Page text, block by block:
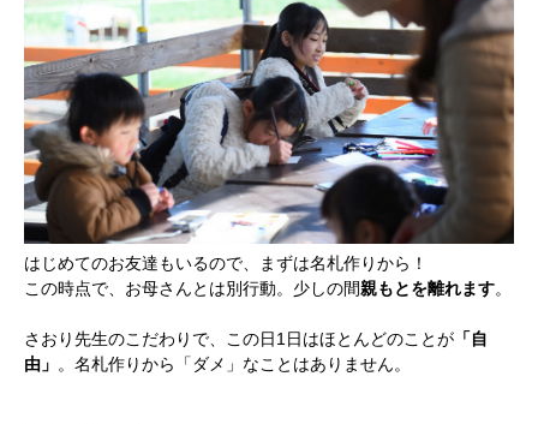
はじめてのお友達もいるので、まずは名札作りから！
この時点で、お母さんとは別行動。少しの間親もとを離れます。
さおり先生のこだわりで、この日1日はほとんどのことが 「自
由」 。名札作りから「ダメ」なことはありません。